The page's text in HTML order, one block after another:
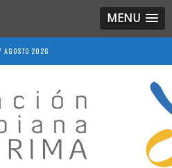
MENU
AGOSTO 2026